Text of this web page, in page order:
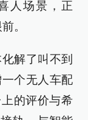
人场景，正
。
解了叫不到
一个无人车配
的评价与希